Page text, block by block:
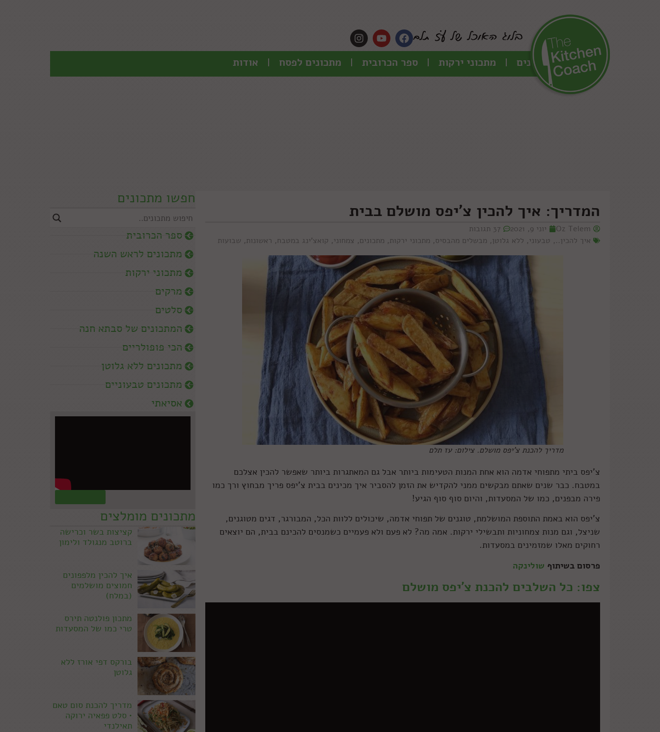
כל המתכונים מתכוני ירקות ספר הכרובית מתכונים לפסח אודות
חפשו מתכונים
ספר הכרובית
מתכונים לראש השנה
מתכוני ירקות
מרקים
סלטים
המתכונים של סבתא חנה
הכי פופולריים
מתכונים ללא גלוטן
מתכונים טבעוניים
אסיאתי
מתכונים מומלצים
קציצות בשר וכרישה
ברוטב מנגולד ולימון
איך להכין מלפפונים
חמוצים מושלמים
(במלח)
מתכון פולנטה תירס
טרי כמו של המסעדות
בורקס דפי אורז ללא
גלוטן
מדריך להכנת סום טאם
• סלט פפאיה ירוקה
תאילנדי
המדריך: איך להכין צ'יפס מושלם בבית
Oz Telem יוני 9, 2021
37 תגובות
איך להכין.., טבעוני, ללא גלוטן, מבשלים מהבסיס, מתכוני ירקות, מתכונים, צמחוני, קואצ'ינג במטבח, ראשונות, שבועות
מדריך להכנת צ'יפס מושלם. צילום: עז תלם
צ'יפס ביתי מתפוחי אדמה הוא אחת המנות הטעימות ביותר אבל גם המאתגרות ביותר שאפשר להכין אצלכם
במטבח. כבר שנים שאתם מבקשים ממני להקדיש את הזמן להסביר איך מכינים בבית צ'יפס פריך מבחוץ ורך כמו
פירה מבפנים, כמו של המסעדות, והיום סוף סוף הגיע!
צ'יפס הוא באמת התוספת המושלמת, טוגנים של תפוחי אדמה, שיכולים ללוות הכל, המבורגר, דגים מטוגנים,
שניצל, וגם מנות צמחוניות ותבשילי ירקות. אמה מה? לא פעם ולא פעמיים כשמנסים להכינם בבית, הם יוצאים
רחוקים מאלו שמזמינים במסעדות.
פרסום בשיתוף שולינקה
צפו: כל השלבים להכנת צ'יפס מושלם